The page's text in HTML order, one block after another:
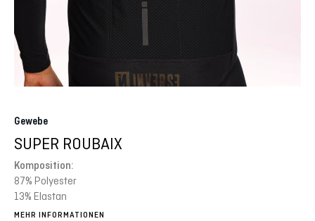
Gewebe
SUPER ROUBAIX
Komposition:
87% Polyester
13% Elastan
MEHR INFORMATIONEN